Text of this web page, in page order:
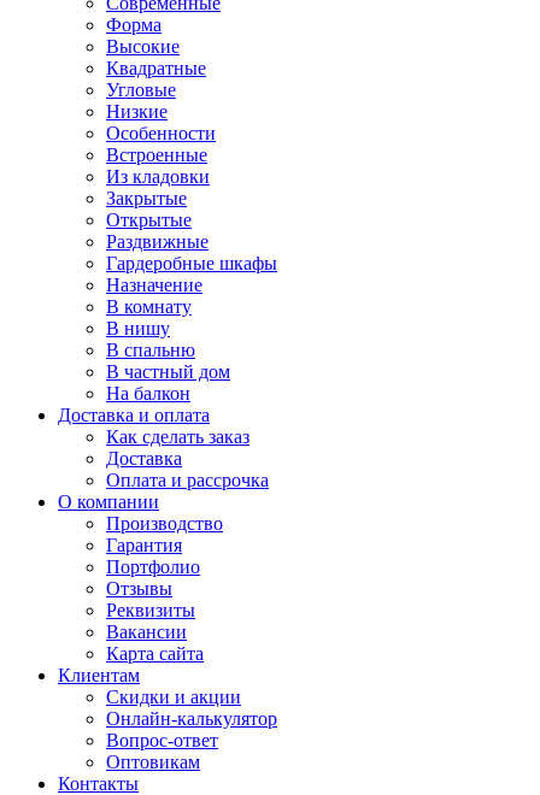
Форма
Высокие
Квадратные
Угловые
Низкие
Особенности
Встроенные
Из кладовки
Закрытые
Открытые
Раздвижные
Гардеробные шкафы
Назначение
В комнату
В нишу
В спальню
В частный дом
На балкон
Доставка и оплата
Как сделать заказ
Доставка
Оплата и рассрочка
О компании
Производство
Гарантия
Портфолио
Отзывы
Реквизиты
Вакансии
Карта сайта
Клиентам
Скидки и акции
Онлайн-калькулятор
Вопрос-ответ
Оптовикам
Контакты